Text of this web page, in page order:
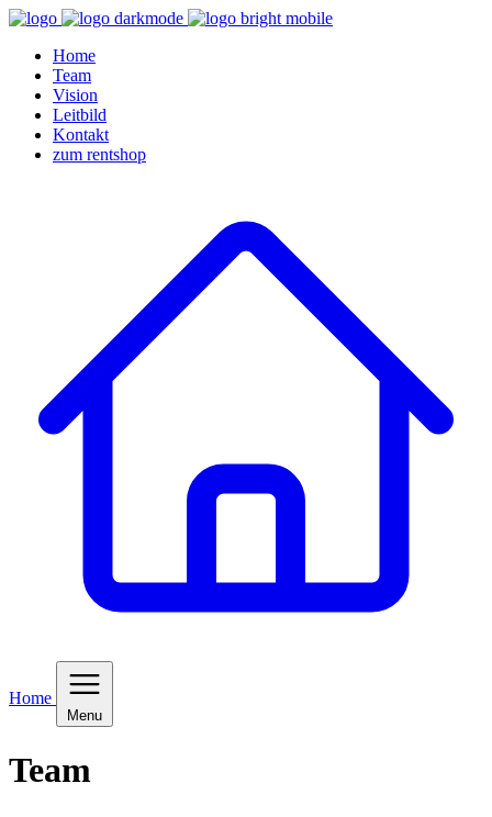
Home
Team
Vision
Leitbild
Kontakt
zum rentshop
Home
Menu
Team